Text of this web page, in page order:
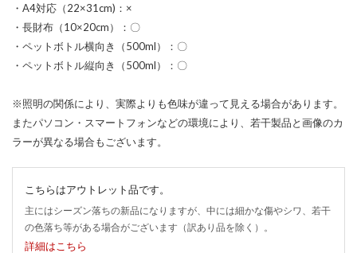
・A4対応（22×31cm)：×
・長財布（10×20cm）：〇
・ペットボトル横向き（500ml）：〇
・ペットボトル縦向き（500ml）：〇
※照明の関係により、実際よりも色味が違って見える場合があります。
またパソコン・スマートフォンなどの環境により、若干製品と画像のカ
ラーが異なる場合もございます。
こちらはアウトレット品です。
主にはシーズン落ちの新品になりますが、中には細かな傷やシワ、若干
の色落ち等がある場合がございます（訳あり品を除く）。
詳細はこちら